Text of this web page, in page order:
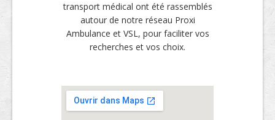
transport médical ont été rassemblés
autour de notre réseau Proxi
Ambulance et VSL, pour faciliter vos
recherches et vos choix.